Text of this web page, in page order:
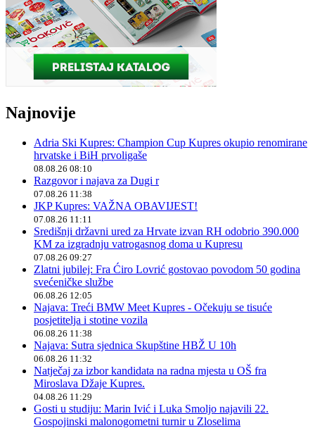
Najnovije
Adria Ski Kupres: Champion Cup Kupres okupio renomirane
hrvatske i BiH prvoligaše
08.08.26 08:10
Razgovor i najava za Dugi r
07.08.26 11:38
JKP Kupres: VAŽNA OBAVIJEST!
07.08.26 11:11
Središnji državni ured za Hrvate izvan RH odobrio 390.000
KM za izgradnju vatrogasnog doma u Kupresu
07.08.26 09:27
Zlatni jubilej: Fra Ćiro Lovrić gostovao povodom 50 godina
svećeničke službe
06.08.26 12:05
Najava: Treći BMW Meet Kupres - Očekuju se tisuće
posjetitelja i stotine vozila
06.08.26 11:38
Najava: Sutra sjednica Skupštine HBŽ U 10h
06.08.26 11:32
Natječaj za izbor kandidata na radna mjesta u OŠ fra
Miroslava Džaje Kupres.
04.08.26 11:29
Gosti u studiju: Marin Ivić i Luka Smoljo najavili 22.
Gospojinski malonogometni turnir u Zloselima